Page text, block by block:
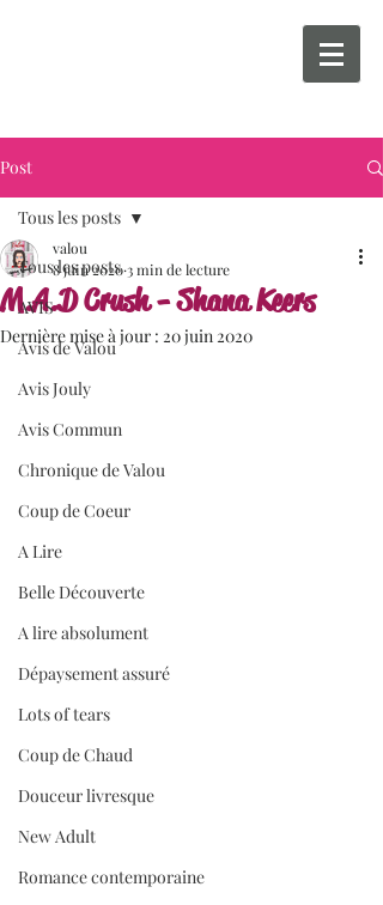
Post
Tous les posts
AVIS
Avis de Valou
Avis Jouly
Avis Commun
Chronique de Valou
Coup de Coeur
A Lire
Belle Découverte
A lire absolument
Dépaysement assuré
Lots of tears
Coup de Chaud
Douceur livresque
New Adult
Romance contemporaine
Tous les posts
M.A.D Crush - Shana Keers
valou
8 juin 20203 min de lecture
Dernière mise à jour : 20 juin 2020